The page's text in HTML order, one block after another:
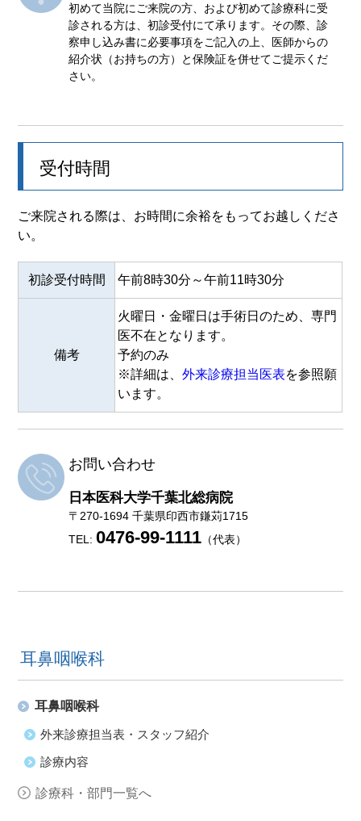
初めて当院にご来院の方、および初めて診療科に受
診される方は、初診受付にて承ります。その際、診
察申し込み書に必要事項をご記入の上、医師からの
紹介状（お持ちの方）と保険証を併せてご提示くだ
さい。
受付時間
ご来院される際は、お時間に余裕をもってお越しくださ
い。
初診受付時間 午前8時30分～午前11時30分
備考
火曜日・金曜日は手術日のため、専門
医不在となります。
予約のみ
※詳細は、外来診療担当医表を参照願
います。
お問い合わせ
日本医科大学千葉北総病院
〒270-1694 千葉県印西市鎌苅1715
TEL:0476-99-1111 （代表）
耳鼻咽喉科
耳鼻咽喉科
外来診療担当表・スタッフ紹介
診療内容
診療科・部門一覧へ